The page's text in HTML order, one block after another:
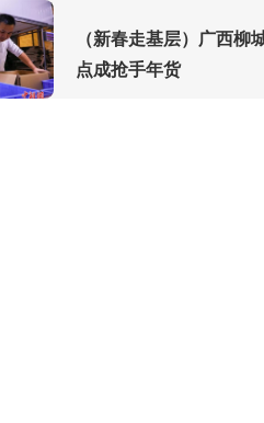
（新春走基层）广西柳
点成抢手年货